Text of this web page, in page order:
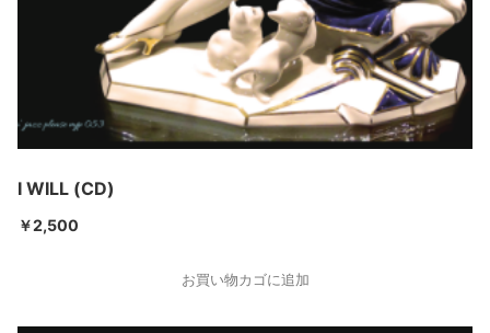
I WILL (CD)
￥2,500
お買い物カゴに追加